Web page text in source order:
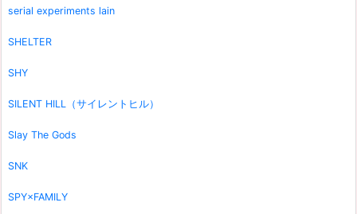
serial experiments lain
SHELTER
SHY
SILENT HILL（サイレントヒル）
Slay The Gods
SNK
SPY×FAMILY